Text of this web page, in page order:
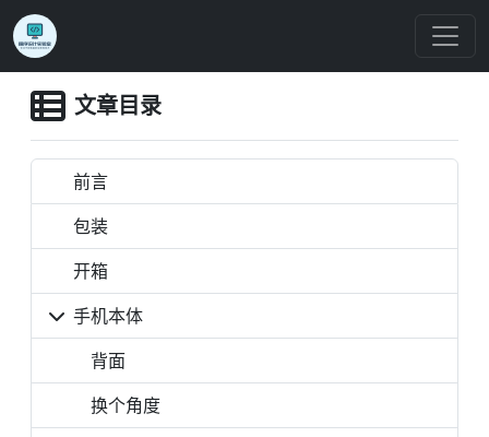
文章目录
前言
包装
开箱
手机本体
背面
换个角度